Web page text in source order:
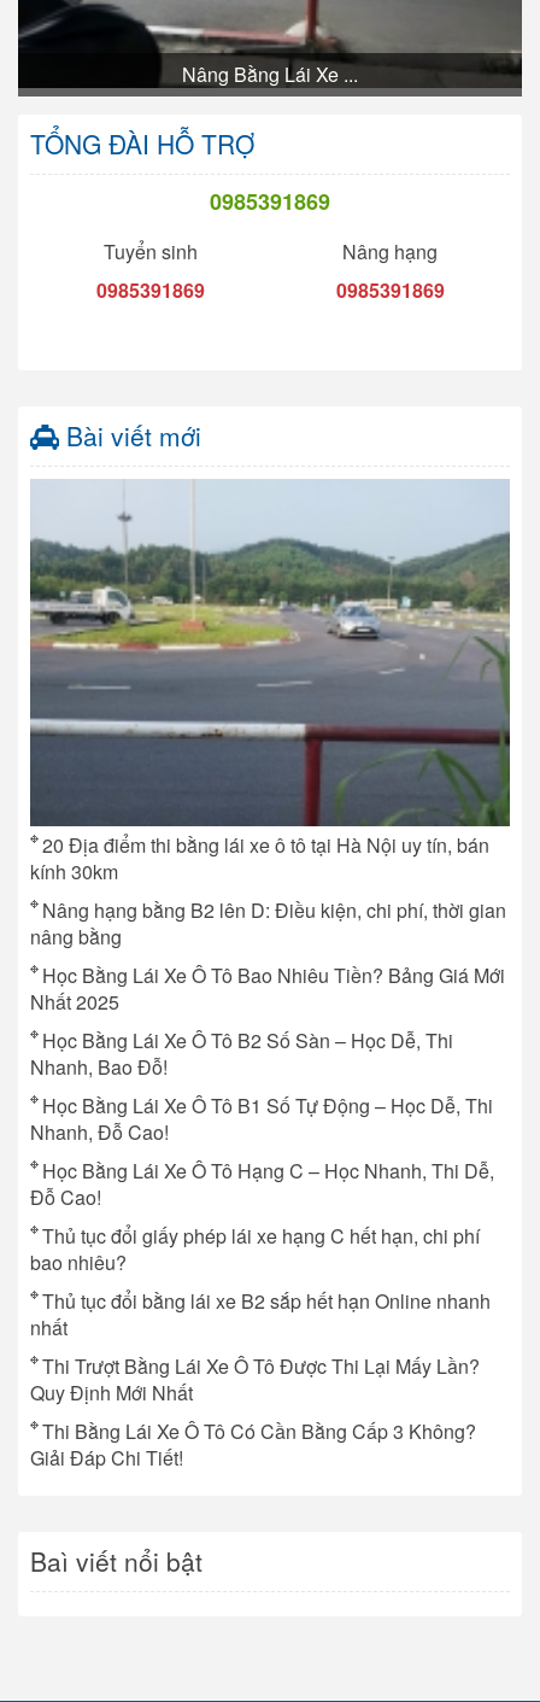
Nâng Bằng Lái Xe ...
TỔNG ĐÀI HỖ TRỢ
0985391869
Tuyển sinh
0985391869
Nâng hạng
0985391869
Bài viết mới
20 Địa điểm thi bằng lái xe ô tô tại Hà Nội uy tín, bán
kính 30km
Nâng hạng bằng B2 lên D: Điều kiện, chi phí, thời gian
nâng bằng
Học Bằng Lái Xe Ô Tô Bao Nhiêu Tiền? Bảng Giá Mới
Nhất 2025
Học Bằng Lái Xe Ô Tô B2 Số Sàn – Học Dễ, Thi
Nhanh, Bao Đỗ!
Học Bằng Lái Xe Ô Tô B1 Số Tự Động – Học Dễ, Thi
Nhanh, Đỗ Cao!
Học Bằng Lái Xe Ô Tô Hạng C – Học Nhanh, Thi Dễ,
Đỗ Cao!
Thủ tục đổi giấy phép lái xe hạng C hết hạn, chi phí
bao nhiêu?
Thủ tục đổi bằng lái xe B2 sắp hết hạn Online nhanh
nhất
Thi Trượt Bằng Lái Xe Ô Tô Được Thi Lại Mấy Lần?
Quy Định Mới Nhất
Thi Bằng Lái Xe Ô Tô Có Cần Bằng Cấp 3 Không?
Giải Đáp Chi Tiết!
Baì viết nổi bật